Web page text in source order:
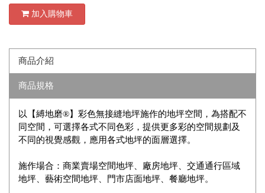
加入購物車
商品介紹
商品規格
以【縛地磨®】彩色無接縫地坪施作的地坪空間，為搭配不
同空間，可選擇各式不同色彩，提供更多彩的空間規劃及
不同的視覺感觀，應用各式地坪的面層選擇。
施作場合：商業賣場空間地坪、廠房地坪、交通通行區域
地坪、藝術空間地坪、門市店面地坪、餐廳地坪。